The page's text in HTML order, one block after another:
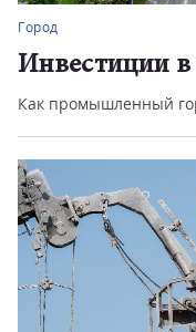
Город
Инвестиции в
Как промышленный